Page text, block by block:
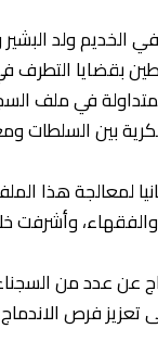
الخديم ولد
بقضايا التطرف
في ملف
بين السلطات
لمعالجة هذا
والفقهاء،
عدد من السجناء
فرص